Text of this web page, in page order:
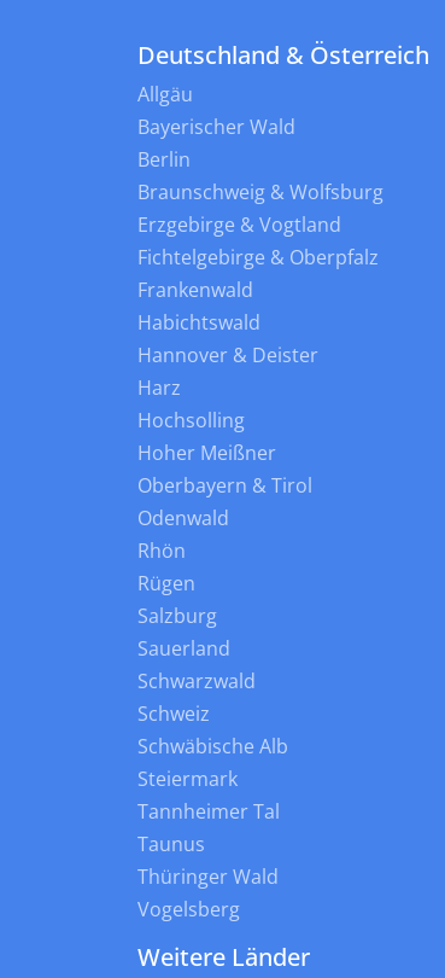
Deutschland & Österreich
Allgäu
Bayerischer Wald
Berlin
Braunschweig & Wolfsburg
Erzgebirge & Vogtland
Fichtelgebirge & Oberpfalz
Frankenwald
Habichtswald
Hannover & Deister
Harz
Hochsolling
Hoher Meißner
Oberbayern & Tirol
Odenwald
Rhön
Rügen
Salzburg
Sauerland
Schwarzwald
Schweiz
Schwäbische Alb
Steiermark
Tannheimer Tal
Taunus
Thüringer Wald
Vogelsberg
Weitere Länder